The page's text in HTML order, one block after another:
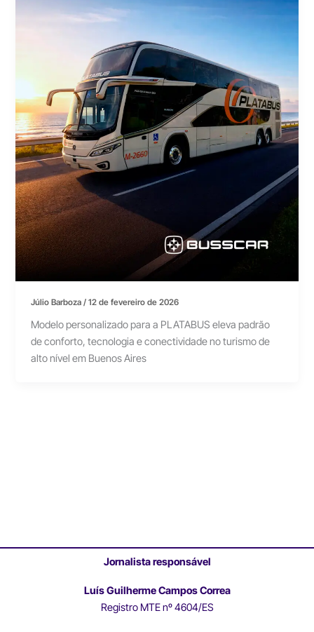
Júlio Barboza/12 de fevereiro de 2026
Modelo personalizado para a PLATABUS eleva padrão
de conforto, tecnologia e conectividade no turismo de
alto nível em Buenos Aires
Jornalista responsável
Luís Guilherme Campos Correa
Registro MTE nº 4604/ES